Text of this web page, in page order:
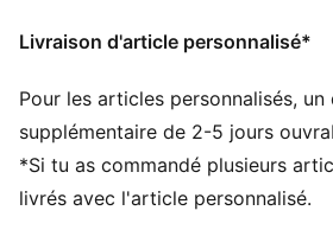
DÉTAILS
Matériau principal : Jacquard
Col : Col rond
Manches courtes
Longueur : Régulière
Logos du club et PUMA
Livraison d'article personnalisé*
Pour les articles personnalisés,
supplémentaire de 2-5 jours
*Si tu as commandé plusieurs
livrés avec l'article personnalisé.